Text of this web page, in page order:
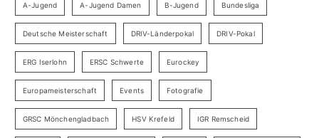
A-Jugend A-Jugend Damen B-Jugend Bundesliga
Deutsche Meisterschaft DRIV-Länderpokal DRIV-Pokal
ERG Iserlohn ERSC Schwerte Eurockey
Europameisterschaft Events Fotografie
GRSC Mönchengladbach HSV Krefeld IGR Remscheid